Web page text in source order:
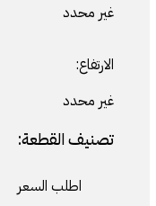
غير محدد
الارتفاع:
غير محدد
تصنيف القطعة:
اطلب السعر